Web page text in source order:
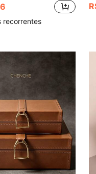
recorrentes